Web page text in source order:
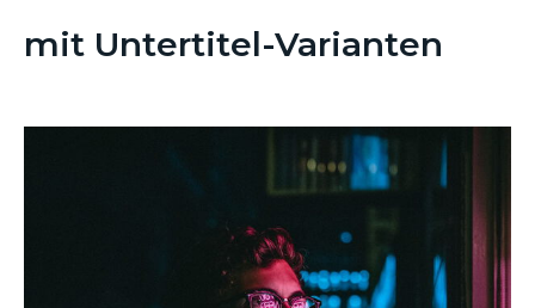
mit Untertitel-Varianten